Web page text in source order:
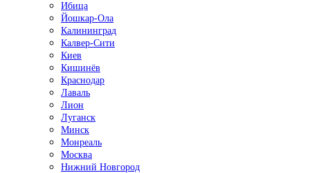
Ибица
Йошкар-Ола
Калининград
Калвер-Сити
Киев
Кишинёв
Краснодар
Лаваль
Лион
Луганск
Минск
Монреаль
Москва
Нижний Новгород